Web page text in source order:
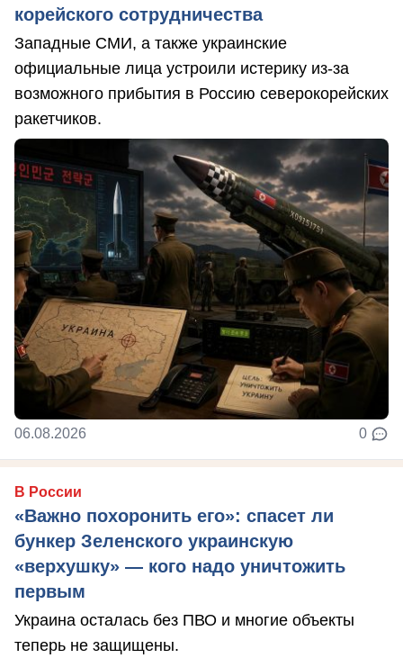
корейского сотрудничества
Западные СМИ, а также украинские
официальные лица устроили истерику из-за
возможного прибытия в Россию северокорейских
ракетчиков.
06.08.2026 0
В России
«Важно похоронить его»: спасет ли
бункер Зеленского украинскую
«верхушку» — кого надо уничтожить
первым
Украина осталась без ПВО и многие объекты
теперь не защищены.